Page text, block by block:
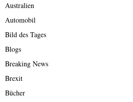
Australien
Automobil
Bild des Tages
Blogs
Breaking News
Brexit
Bücher